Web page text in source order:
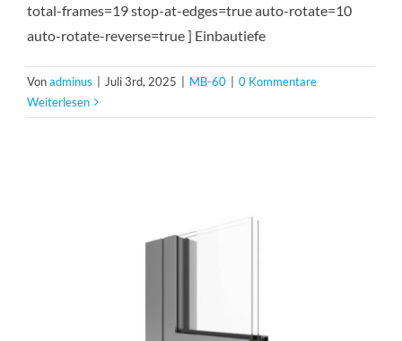
total-frames=19 stop-at-edges=true auto-rotate=10
auto-rotate-reverse=true ] Einbautiefe
Vonadminus Juli 3rd, 2025 MB-60
0 Kommentare
Weiterlesen